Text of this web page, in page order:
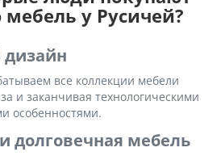
у Русичей?
дизайн
все коллекции мебели
и заканчивая технологическими
особенностями.
долговечная мебель